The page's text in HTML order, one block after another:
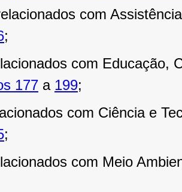
com
;
com Educação,
177 a 199;
com Ciência e
;
com Meio